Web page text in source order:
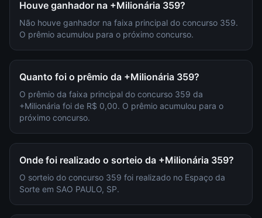
Houve ganhador na +Milionária 359?
Não houve ganhador na faixa principal do concurso 359.
O prêmio acumulou para o próximo concurso.
Quanto foi o prêmio da +Milionária 359?
O prêmio da faixa principal do concurso 359 da
+Milionária foi de R$ 0,00. O prêmio acumulou para o
próximo concurso.
Onde foi realizado o sorteio da +Milionária 359?
O sorteio do concurso 359 foi realizado no Espaço da
Sorte em SAO PAULO, SP.